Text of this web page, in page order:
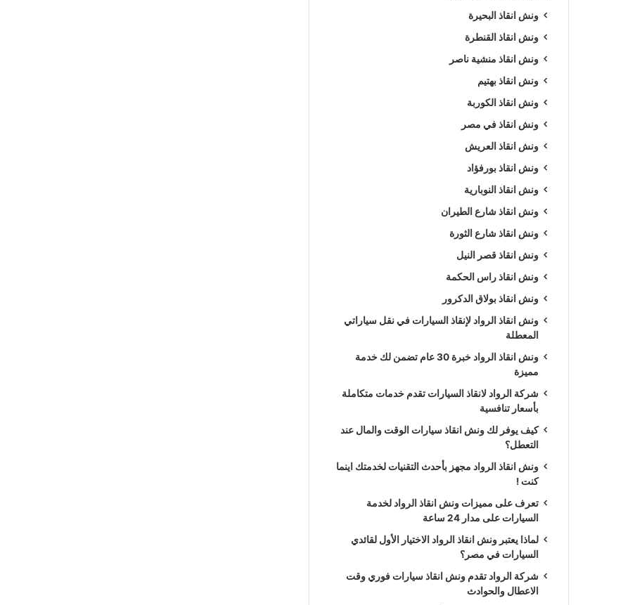
ونش انقاذ البحيرة
ونش انقاذ القنطرة
ونش انقاذ منشية ناصر
ونش انقاذ بهتيم
ونش انقاذ الكوربة
ونش انقاذ في مصر
ونش انقاذ العريش
ونش انقاذ بورفؤاد
ونش انقاذ النوبارية
ونش انقاذ شارع الطيران
ونش انقاذ شارع الثورة
ونش انقاذ قصر النيل
ونش انقاذ راس الحكمة
ونش انقاذ بولاق الدكرور
ونش انقاذ الرواد لإنقاذ السيارات في نقل سياراتي
المعطلة
ونش انقاذ الرواد خبرة 30 عام تضمن لك خدمة
مميزة
شركة الرواد لانقاذ السيارات تقدم خدمات متكاملة
بأسعار تنافسية
كيف يوفر لك ونش انقاذ سيارات الوقت والمال عند
التعطل؟
ونش انقاذ الرواد مجهز بأحدث التقنيات لخدمتك اينما
كنت !
تعرف على مميزات ونش انقاذ الرواد لخدمة
السيارات على مدار 24 ساعة
لماذا يعتبر ونش انقاذ الرواد الاختيار الأول لقائدي
السيارات في مصر؟
شركة الرواد تقدم ونش انقاذ سيارات فوري وقت
الاعطال والحوادث